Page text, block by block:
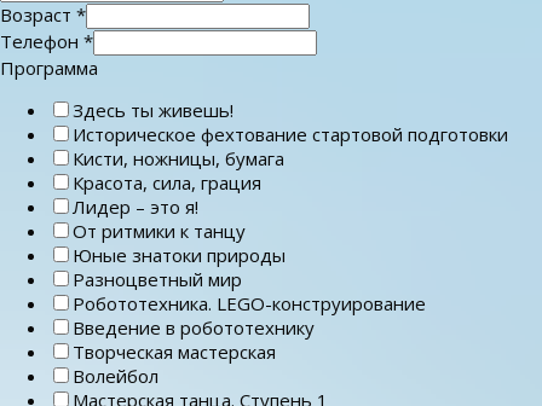
Возраст *
Телефон *
Программа
Здесь ты живешь!
Историческое фехтование стартовой подготовки
Кисти, ножницы, бумага
Красота, сила, грация
Лидер – это я!
От ритмики к танцу
Юные знатоки природы
Разноцветный мир
Робототехника. LEGO-конструирование
Введение в робототехнику
Творческая мастерская
Волейбол
Мастерская танца. Ступень 1